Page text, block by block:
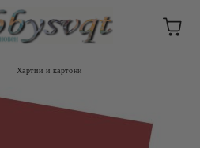
Хартии и картони